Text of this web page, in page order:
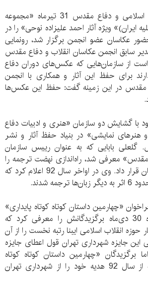
انجمن عکاسان انقلاب اسلامی و دفاع مقدس 31 تیرماه «مجموعه
ویژه آثار احمد علیزاده نوحی» را در
عکاسان عضو انجمن برگزار شد، رونمایی
سابق انجمن عکاسان انقلاب و دفاع مقدس
از سازمان‌هایی که عکس‌های دوران دفاع
برای حفظ این آثار و همکاری با انجمن
مقدس در این زمینه گفت: حفظ این عکس‌ها
بود با گشایش دو سازمان «هنری و ادبیات دفاع
نمایشی» در بنیاد حفظ آثار و نشر
بابایی که به عنوان رییس سازمان
معرفی شد، راه‌اندازی نهضت ترجمه را
در دستور کار این سازمان قرار داد. وی در اواخر سال 92 اعلام کرد که
شدند.
روز مرداد 92 فراخوان «چهارمین داستان کوتاه کوتاه پایداری»
منتشر شد. این جایزه 30 دی‌ماه برگزیدگانش را معرفی کرد که
حوزه انقلاب اسلامی ایبنا رتبه نخست را از آن
این جایزه شهرداری تهران قول اعطای جایزه
برگزیدگان «چهارمین داستان کوتاه کوتاه
پایداری» تا این لحظه از سال 92 هدیه خود را از شهرداری تهران